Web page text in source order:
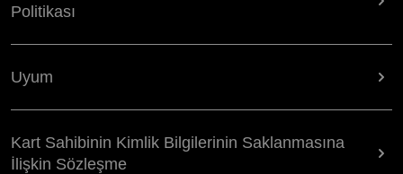
Politikası
Uyum
Kart Sahibinin Kimlik Bilgilerinin Saklanmasına
İlişkin Sözleşme